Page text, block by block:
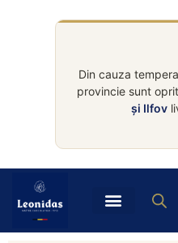
Din cauza
provincie sunt
și Ilfov